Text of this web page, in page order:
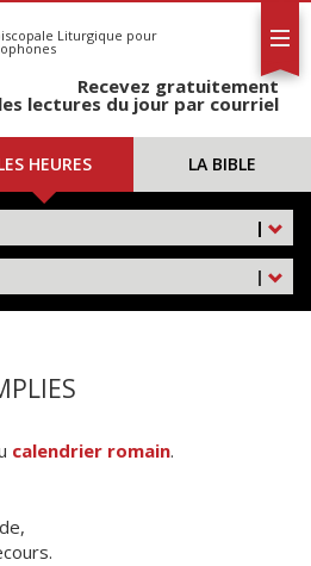
Liturgique pour
Recevez gratuitement
les lectures du jour par courriel
HEURES LA BIBLE
|
|
calendrier romain.